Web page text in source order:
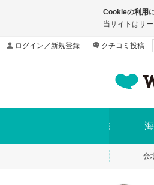
Cookieの利用
当サイトはサ
ログイン／新規登録 クチコミ投稿
会